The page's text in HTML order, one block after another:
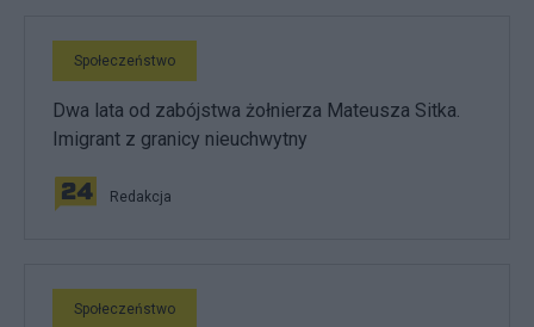
Społeczeństwo
Dwa lata od zabójstwa żołnierza Mateusza Sitka.
Imigrant z granicy nieuchwytny
Redakcja
Społeczeństwo